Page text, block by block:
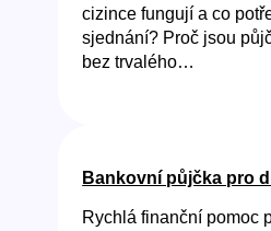
cizince fungují a co
sjednání? Proč jsou
bez trvalého…
Bankovní půjčka pro
Rychlá finanční pomoc